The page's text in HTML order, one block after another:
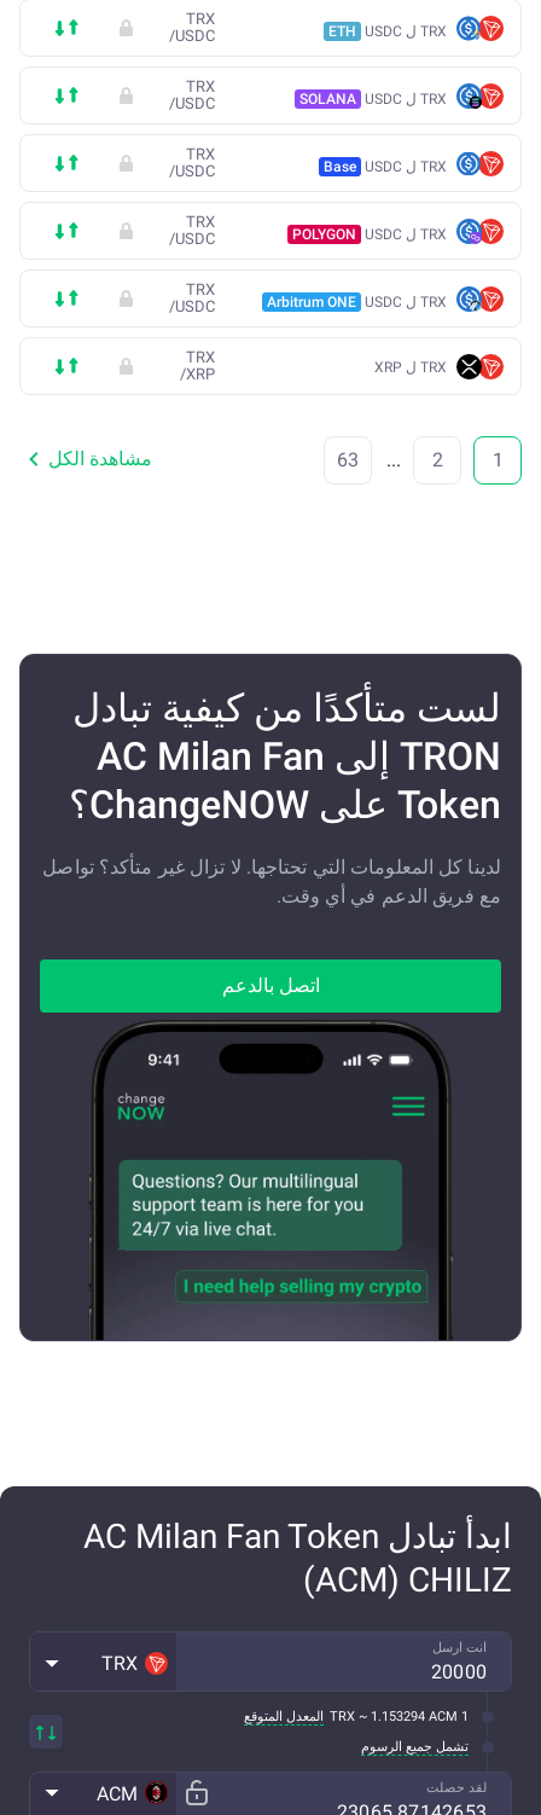
TRX ل USDC ETH
TRX
/USDC
TRX ل USDC SOLANA
TRX
/USDC
TRX ل USDC Base
TRX
/USDC
TRX ل USDC POLYGON
TRX
/USDC
TRX ل USDC Arbitrum ONE
TRX
/USDC
TRX ل XRP
TRX
/XRP
1
2
...
63 مشاهدة الكل
لست متأكدًا من كيفية تبادل
TRON إلى AC Milan Fan
Token على ChangeNOW؟
لدينا كل المعلومات التي تحتاجها. لا تزال غير متأكد؟ تواصل
مع فريق الدعم في أي وقت.
اتصل بالدعم
ابدأ تبادل AC Milan Fan Token
(ACM) CHILIZ
انت ارسل
TRX
1 TRX ~ 1.153294 ACM
المعدل المتوقع
تشمل جميع الرسوم
لقد حصلت ACM